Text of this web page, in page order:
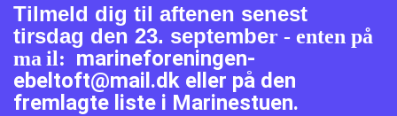
Tilmeld dig til aftenen senest
tirsdag den 23. september - enten på
ma il: marineforeningen-
ebeltoft@mail.dk eller på den
fremlagte liste i Marinestuen.